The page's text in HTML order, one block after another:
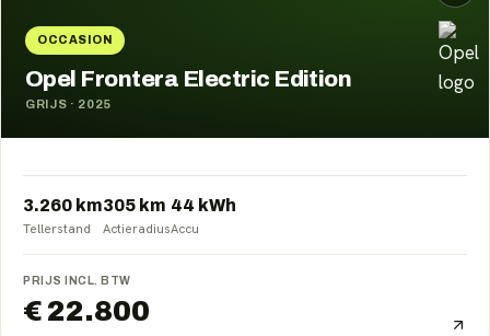
OCCASION
Opel Frontera Electric Edition
GRIJS · 2025
3.260 km
Tellerstand
305 km
Actieradius
44 kWh
Accu
PRIJS INCL. BTW
€ 22.800